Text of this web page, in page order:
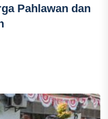
Pahlawan dan